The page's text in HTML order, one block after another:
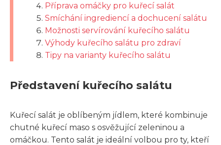
Příprava omáčky pro kuřecí salát
Smíchání ingrediencí a dochucení salátu
Možnosti servírování kuřecího salátu
Výhody kuřecího salátu pro zdraví
Tipy na varianty kuřecího salátu
Představení kuřecího salátu
Kuřecí salát je oblíbeným jídlem, které kombinuje
chutné kuřecí maso s osvěžující zeleninou a
omáčkou. Tento salát je ideální volbou pro ty, kteří